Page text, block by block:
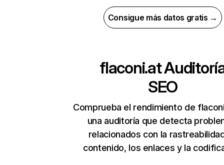
Consigue más datos gratis →
flaconi.at
SEO
Comprueba el rendimiento de
una auditoría que detecta
relacionados con la
contenido, los enlaces y la